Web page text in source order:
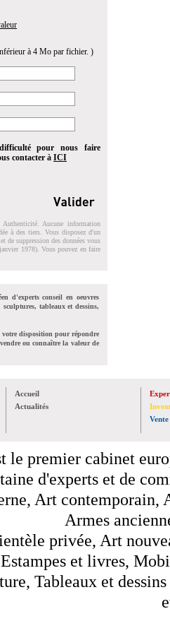
à 4 Mo par fichier. )
pour nous faire
contacter à ICI
Aucune information
à des tiers. Vous disposez d'un
de suppression des données vous
1978). Vous pouvez en faire
d'experts conseil en oeuvres
tableaux et dessins,
votre disposition pour répondre
ou connaître la valeur de
Accueil
Actualités
Vente
le premier cabinet
d'experts et de
Art contemporain,
Armes
privée, Art
Estampes et livres,
Tableaux et